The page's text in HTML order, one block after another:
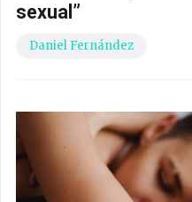
sexual”
Daniel Fernández